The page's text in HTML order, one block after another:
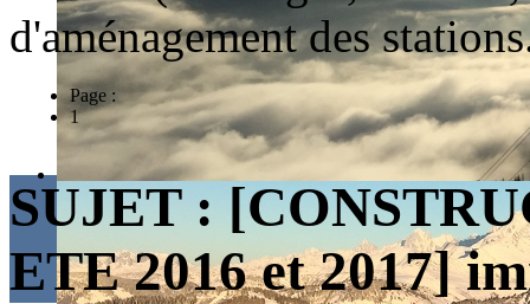
d'aménagement des
Page :
1
SUJET :
ETE 2016 et 2017]